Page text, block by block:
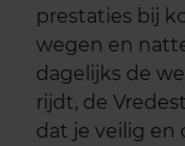
prestaties bij
wegen en
dagelijks de
rijdt, de
dat je veilig en